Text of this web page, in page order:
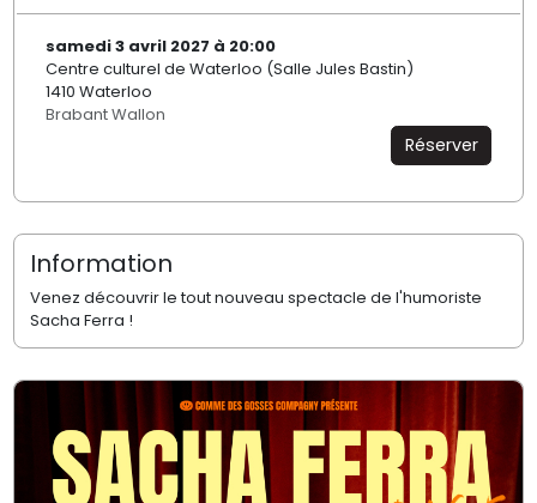
samedi 3 avril 2027 à 20:00
Centre culturel de Waterloo (Salle Jules Bastin)
1410 Waterloo
Brabant Wallon
Réserver
Information
Venez découvrir le tout nouveau spectacle de l'humoriste
Sacha Ferra !